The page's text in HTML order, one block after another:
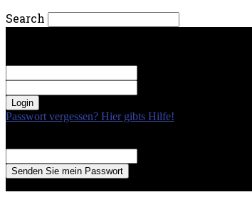
Search
Passwort vergessen? Hier gibts Hilfe!